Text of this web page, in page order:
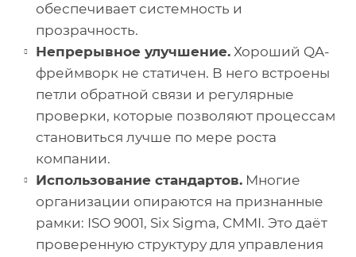
обеспечивает системность и
прозрачность.
Непрерывное улучшение. Хороший QA-
фреймворк не статичен. В него встроены
петли обратной связи и регулярные
проверки, которые позволяют процессам
становиться лучше по мере роста
компании.
Использование стандартов. Многие
организации опираются на признанные
рамки: ISO 9001, Six Sigma, CMMI. Это даёт
проверенную структуру для управления